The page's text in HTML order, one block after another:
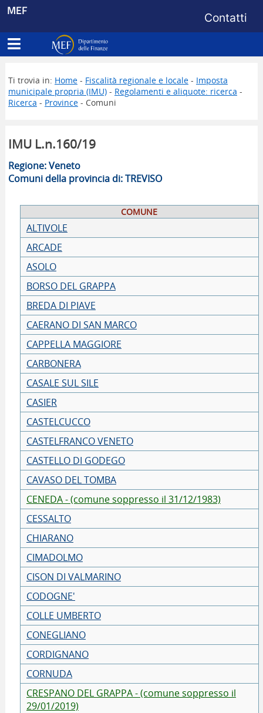
MEF Menu di
Contatti
Apri menu principale
Dipartimento delle Finanze
Ti trovia in: Home- Fiscalità regionale e locale- Imposta
municipale propria (IMU)- Regolamenti e aliquote: ricerca -
Ricerca - Province- Comuni
IMU L.n.160/19
Regione: Veneto
Comuni della provincia di: TREVISO
COMUNE
ALTIVOLE
ARCADE
ASOLO
BORSO DEL GRAPPA
BREDA DI PIAVE
CAERANO DI SAN MARCO
CAPPELLA MAGGIORE
CARBONERA
CASALE SUL SILE
CASIER
CASTELCUCCO
CASTELFRANCO VENETO
CASTELLO DI GODEGO
CAVASO DEL TOMBA
CENEDA - (comune soppresso il 31/12/1983)
CESSALTO
CHIARANO
CIMADOLMO
CISON DI VALMARINO
CODOGNE'
COLLE UMBERTO
CONEGLIANO
CORDIGNANO
CORNUDA
CRESPANO DEL GRAPPA - (comune soppresso il
29/01/2019)